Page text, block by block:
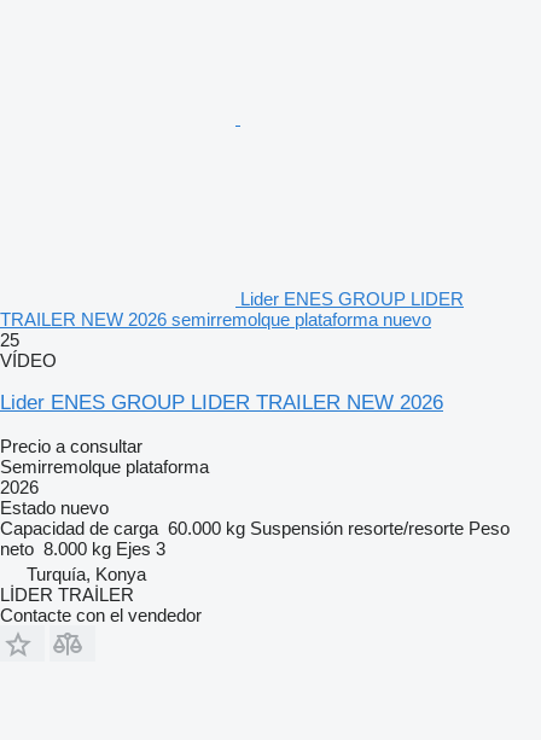
Lider ENES GROUP LIDER
TRAILER NEW 2026 semirremolque plataforma nuevo
25
VÍDEO
Lider ENES GROUP LIDER TRAILER NEW 2026
Precio a consultar
Semirremolque plataforma
2026
Estado nuevo
Capacidad de carga 60.000 kg Suspensión resorte/resorte Peso
neto 8.000 kg Ejes 3
Turquía, Konya
LİDER TRAİLER
Contacte con el vendedor